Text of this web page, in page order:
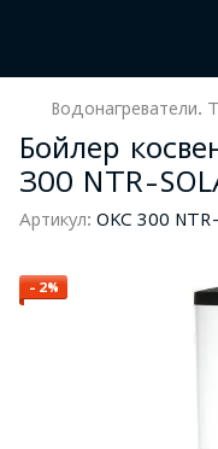
Водонагреватели.
Бойлер
300 NTR-
Артикул: OKC 300
−2%